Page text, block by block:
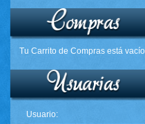
Tu Carrito de Compras está vacío
Usuario: